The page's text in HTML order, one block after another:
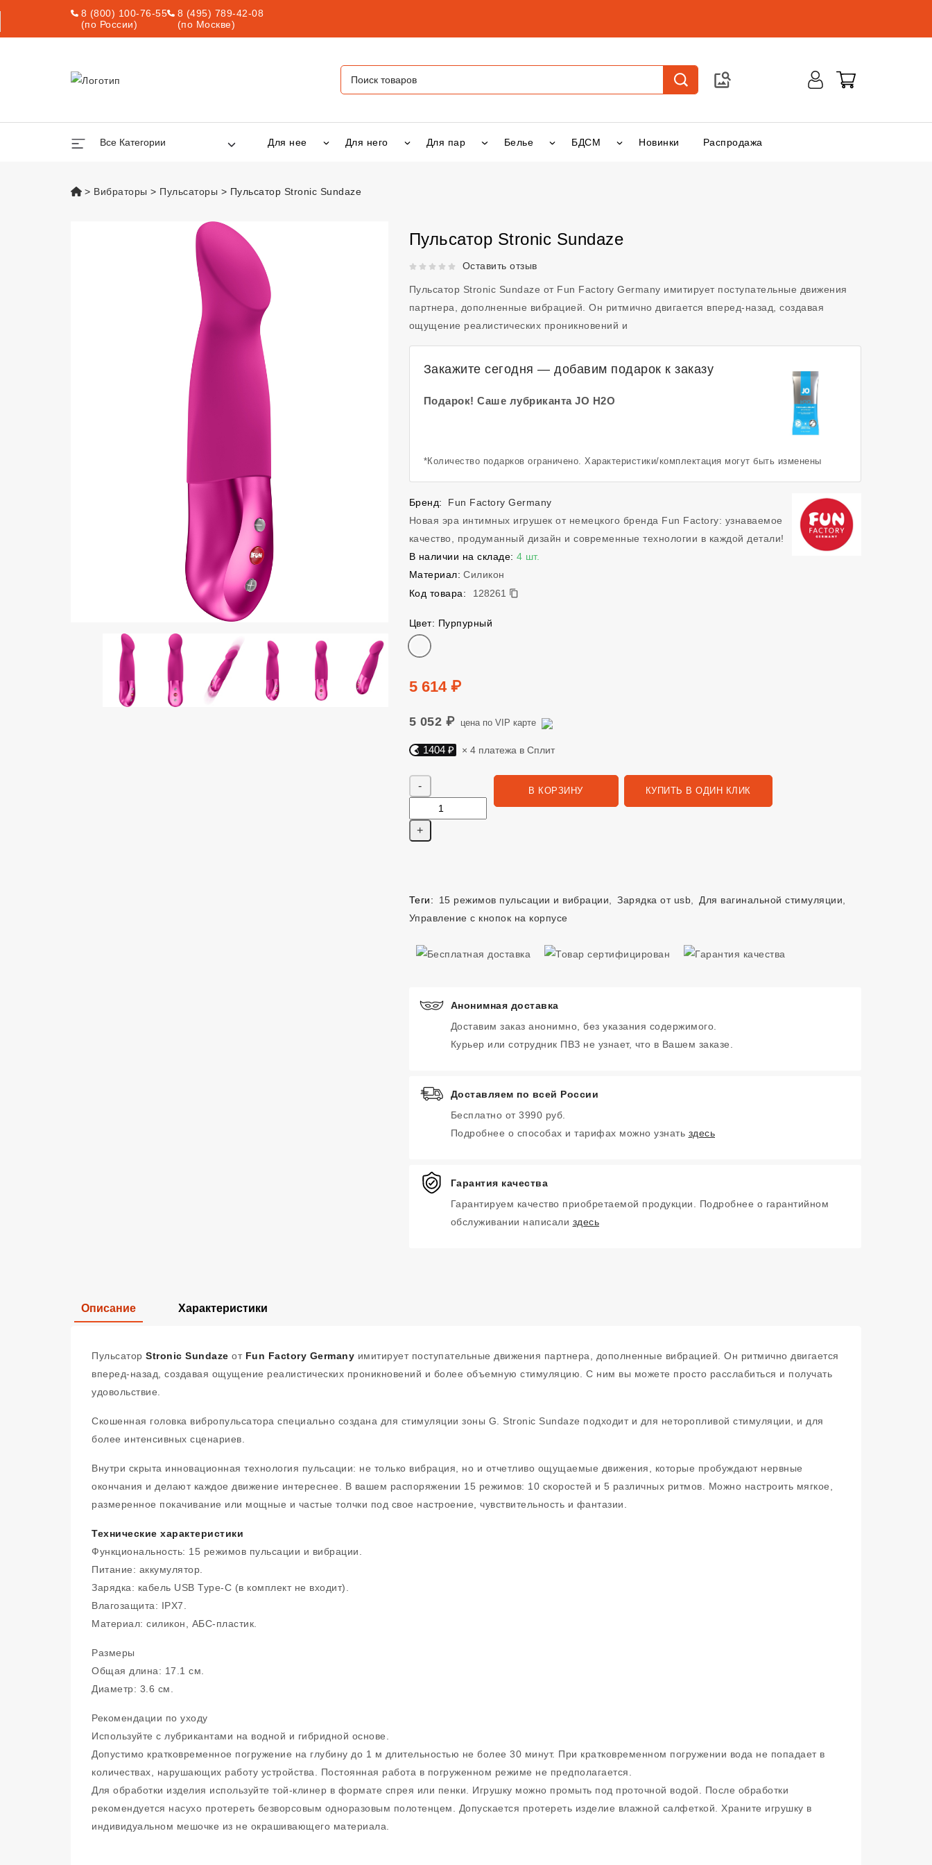
8 (800) 100-76-55
(по России)
8 (495) 789-42-08
(по Москве)
Все Категории Для нее Для него Для пар Белье БДСМ Новинки Распродажа
vsexshop.ru
Вибраторы Пульсаторы Пульсатор Stronic Sundaze
Пульсатор Stronic Sundaze Пульсатор Stronic Sundaze
Рейтинг 5 из 5.Оставить отзыв
Пульсатор Stronic Sundaze от Fun Factory Germany имитирует поступательные движения
партнера, дополненные вибрацией. Он ритмично двигается вперед‑назад, создавая
ощущение реалистических проникновений и
Закажите сегодня — добавим подарок к заказу
Подарок! Саше лубриканта JO H2O
*Количество подарков ограничено. Характеристики/комплектация могут быть изменены
Бренд:
Fun Factory Germany
Новая эра интимных игрушек от немецкого бренда Fun Factory: узнаваемое
качество, продуманный дизайн и современные технологии в каждой детали!
В наличии на складе: 4 шт.
Материал: Силикон
Код товара:
128261
128261
Цвет: Пурпурный
Цвет
Цена
5 614 ₽
5 052 ₽ цена по VIP карте
Яндекс Сплит. 1404 руб, 4 платежа в Сплит
1404 ₽ × 4 платежа в Сплит
В КОРЗИНУ КУПИТЬ В ОДИН КЛИК
Теги: 15 режимов пульсации и вибрации Зарядка от usb Для вагинальной стимуляции
Управление с кнопок на корпусе
Анонимная доставка
Доставим заказ анонимно, без указания содержимого.
Курьер или сотрудник ПВЗ не узнает, что в Вашем заказе.
Доставляем по всей России
Бесплатно от 3990 руб.
Подробнее о способах и тарифах можно узнать здесь
Гарантия качества
Гарантируем качество приобретаемой продукции. Подробнее о гарантийном
обслуживании написали здесь
Описание Характеристики
Пульсатор Stronic Sundaze от Fun Factory Germany имитирует поступательные движения партнера, дополненные вибрацией. Он ритмично двигается
вперед‑назад, создавая ощущение реалистических проникновений и более объемную стимуляцию. С ним вы можете просто расслабиться и получать
удовольствие.
Скошенная головка вибропульсатора специально создана для стимуляции зоны G. Stronic Sundaze подходит и для неторопливой стимуляции, и для
более интенсивных сценариев.
Внутри скрыта инновационная технология пульсации: не только вибрация, но и отчетливо ощущаемые движения, которые пробуждают нервные
окончания и делают каждое движение интереснее. В вашем распоряжении 15 режимов: 10 скоростей и 5 различных ритмов. Можно настроить мягкое,
размеренное покачивание или мощные и частые толчки под свое настроение, чувствительность и фантазии.
Технические характеристики
Функциональность: 15 режимов пульсации и вибрации.
Питание: аккумулятор.
Зарядка: кабель USB Type-C (в комплект не входит).
Влагозащита: IPX7.
Материал: силикон, АБС-пластик.
Размеры
Общая длина: 17.1 см.
Диаметр: 3.6 см.
Рекомендации по уходу
Используйте с лубрикантами на водной и гибридной основе.
Допустимо кратковременное погружение на глубину до 1 м длительностью не более 30 минут. При кратковременном погружении вода не попадает в
количествах, нарушающих работу устройства. Постоянная работа в погруженном режиме не предполагается.
Для обработки изделия используйте той-клинер в формате спрея или пенки. Игрушку можно промыть под проточной водой. После обработки
рекомендуется насухо протереть безворсовым одноразовым полотенцем. Допускается протереть изделие влажной салфеткой. Храните игрушку в
индивидуальном мешочке из не окрашивающего материала.